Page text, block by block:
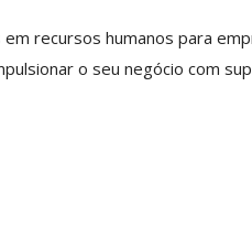
recursos humanos para
o seu negócio com